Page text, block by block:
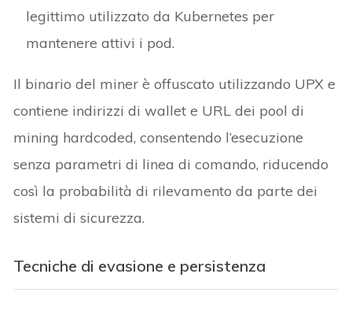
legittimo utilizzato da Kubernetes per
mantenere attivi i pod.
Il binario del miner è offuscato utilizzando UPX e
contiene indirizzi di wallet e URL dei pool di
mining hardcoded, consentendo l’esecuzione
senza parametri di linea di comando, riducendo
così la probabilità di rilevamento da parte dei
sistemi di sicurezza.
Tecniche di evasione e persistenza